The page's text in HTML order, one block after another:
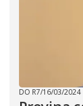
DO R7/16/03/2024